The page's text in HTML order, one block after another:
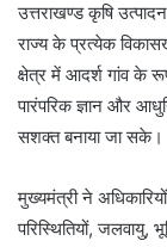
उत्तराखण्ड कृषि
राज्य के प्रत्येक
क्षेत्र में आदर्श गांव के
पारंपरिक ज्ञान और
सशक्त बनाया जा सके।
मुख्यमंत्री ने
परिस्थितियों,